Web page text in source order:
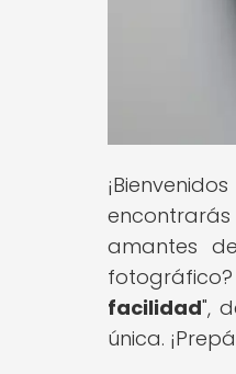
amantes
facilidad",
única.